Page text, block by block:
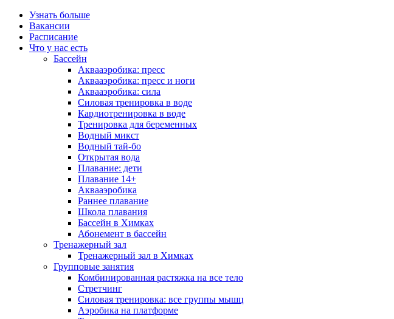
Узнать больше
Вакансии
Расписание
Что у нас есть
Бассейн
Аквааэробика: пресс
Аквааэробика: пресс и ноги
Аквааэробика: сила
Силовая тренировка в воде
Кардиотренировка в воде
Тренировка для беременных
Водный микст
Водный тай-бо
Открытая вода
Плавание: дети
Плавание 14+
Аквааэробика
Раннее плавание
Школа плавания
Бассейн в Химках
Абонемент в бассейн
Тренажерный зал
Тренажерный зал в Химках
Групповые занятия
Комбинированная растяжка на все тело
Стретчинг
Силовая тренировка: все группы мышц
Аэробика на платформе